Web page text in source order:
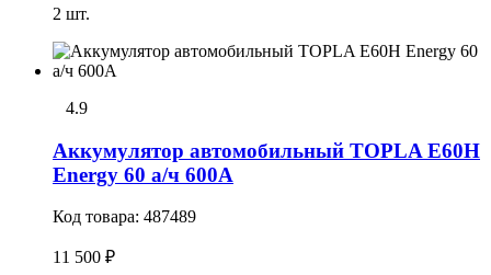
2 шт.
4.9
Аккумулятор автомобильный TOPLA E60H
Energy 60 а/ч 600А
Код товара: 487489
11 500 ₽